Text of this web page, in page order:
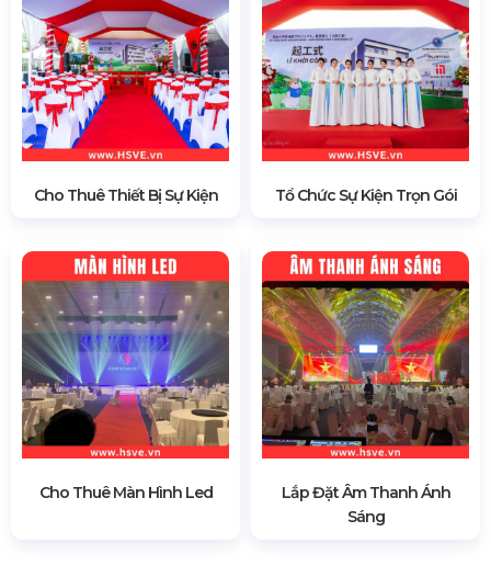
Cho Thuê Thiết Bị Sự Kiện Tổ Chức Sự Kiện Trọn Gói
Cho Thuê Màn Hình Led
Lắp Đặt Âm Thanh Ánh
Sáng